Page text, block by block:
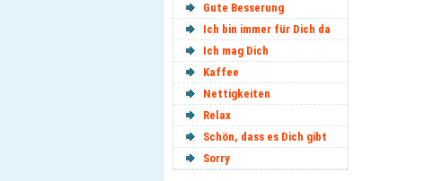
Gute Besserung
Ich bin immer für Dich da
Ich mag Dich
Kaffee
Nettigkeiten
Relax
Schön, dass es Dich gibt
Sorry